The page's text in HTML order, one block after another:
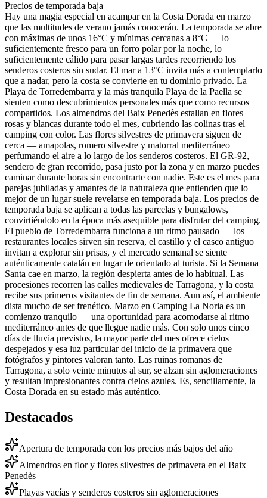
Precios de temporada baja
Hay una magia especial en acampar en la Costa Dorada en marzo
que las multitudes de verano jamás conocerán. La temporada se abre
con máximas de unos 16°C y mínimas cercanas a 8°C — lo
suficientemente fresco para un forro polar por la noche, lo
suficientemente cálido para pasar largas tardes recorriendo los
senderos costeros sin sudar. El mar a 13°C invita más a contemplarlo
que a nadar, pero la costa se convierte en tu dominio privado. La
Playa de Torredembarra y la más tranquila Playa de la Paella se
sienten como descubrimientos personales más que como recursos
compartidos. Los almendros del Baix Penedès estallan en flores
rosas y blancas durante todo el mes, cubriendo las colinas tras el
camping con color. Las flores silvestres de primavera siguen de
cerca — amapolas, romero silvestre y matorral mediterráneo
perfumando el aire a lo largo de los senderos costeros. El GR-92,
sendero de gran recorrido, pasa justo por la zona y en marzo puedes
caminar durante horas sin encontrarte con nadie. Este es el mes para
parejas jubiladas y amantes de la naturaleza que entienden que lo
mejor de un lugar suele revelarse en temporada baja. Los precios de
temporada baja se aplican a todas las parcelas y bungalows,
convirtiéndolo en la época más asequible para disfrutar del camping.
El pueblo de Torredembarra funciona a un ritmo pausado — los
restaurantes locales sirven sin reserva, el castillo y el casco antiguo
invitan a explorar sin prisas, y el mercado semanal se siente
auténticamente catalán en lugar de orientado al turista. Si la Semana
Santa cae en marzo, la región despierta antes de lo habitual. Las
procesiones recorren las calles medievales de Tarragona, y la costa
recibe sus primeros visitantes de fin de semana. Aun así, el ambiente
dista mucho de ser frenético. Marzo en Camping La Noria es un
comienzo tranquilo — una oportunidad para acomodarse al ritmo
mediterráneo antes de que llegue nadie más. Con solo unos cinco
días de lluvia previstos, la mayor parte del mes ofrece cielos
despejados y esa luz particular del inicio de la primavera que
fotógrafos y pintores valoran tanto. Las ruinas romanas de
Tarragona, a solo veinte minutos al sur, se alzan sin aglomeraciones
y resultan impresionantes contra cielos azules. Es, sencillamente, la
Costa Dorada en su estado más auténtico.
Destacados
Apertura de temporada con los precios más bajos del año
Almendros en flor y flores silvestres de primavera en el Baix
Penedès
Playas vacías y senderos costeros sin aglomeraciones